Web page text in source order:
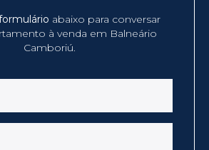
abaixo para conversar
à venda em Balneário
Camboriú.